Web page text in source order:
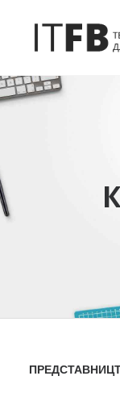
ІТ ПОСЛУГИ